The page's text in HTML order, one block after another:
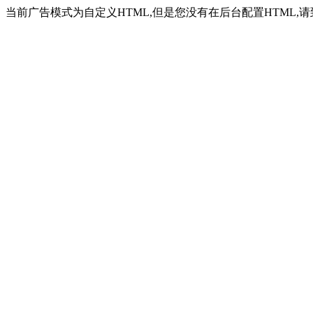
当前广告模式为自定义HTML,但是您没有在后台配置HTML,